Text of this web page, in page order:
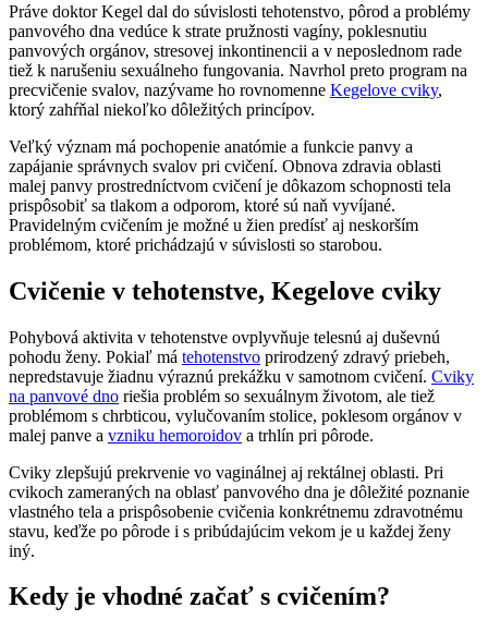
Práve doktor Kegel dal do súvislosti tehotenstvo, pôrod a problémy
panvového dna vedúce k strate pružnosti vagíny, poklesnutiu
panvových orgánov, stresovej inkontinencii a v neposlednom rade
tiež k narušeniu sexuálneho fungovania. Navrhol preto program na
precvičenie svalov, nazývame ho rovnomenne Kegelove cviky,
ktorý zahŕňal niekoľko dôležitých princípov.
Veľký význam má pochopenie anatómie a funkcie panvy a
zapájanie správnych svalov pri cvičení. Obnova zdravia oblasti
malej panvy prostredníctvom cvičení je dôkazom schopnosti tela
prispôsobiť sa tlakom a odporom, ktoré sú naň vyvíjané.
Pravidelným cvičením je možné u žien predísť aj neskorším
problémom, ktoré prichádzajú v súvislosti so starobou.
Cvičenie v tehotenstve, Kegelove cviky
Pohybová aktivita v tehotenstve ovplyvňuje telesnú aj duševnú
pohodu ženy. Pokiaľ má tehotenstvo prirodzený zdravý priebeh,
nepredstavuje žiadnu výraznú prekážku v samotnom cvičení. Cviky
na panvové dno riešia problém so sexuálnym životom, ale tiež
problémom s chrbticou, vylučovaním stolice, poklesom orgánov v
malej panve a vzniku hemoroidov a trhlín pri pôrode.
Cviky zlepšujú prekrvenie vo vaginálnej aj rektálnej oblasti. Pri
cvikoch zameraných na oblasť panvového dna je dôležité poznanie
vlastného tela a prispôsobenie cvičenia konkrétnemu zdravotnému
stavu, keďže po pôrode i s pribúdajúcim vekom je u každej ženy
iný.
Kedy je vhodné začať s cvičením?